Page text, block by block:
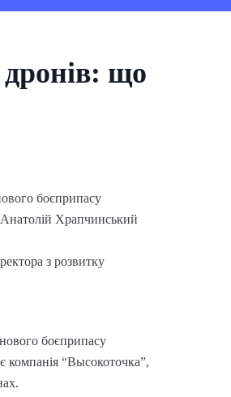
що
боєприпасу
Анатолій Храпчинський
з розвитку
боєприпасу
компанія “Высокоточка”,